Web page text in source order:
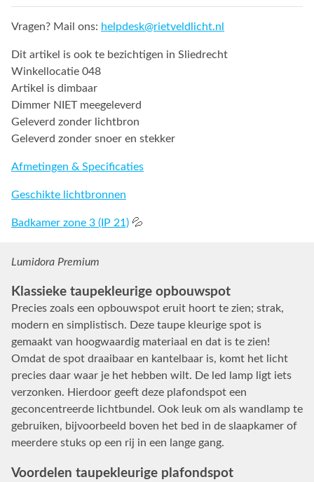
Vragen? Mail ons: helpdesk@rietveldlicht.nl
Dit artikel is ook te bezichtigen in Sliedrecht
Winkellocatie 048
Artikel is dimbaar
Dimmer NIET meegeleverd
Geleverd zonder lichtbron
Geleverd zonder snoer en stekker
Afmetingen & Specificaties
Geschikte lichtbronnen
Badkamer zone 3 (IP 21) 💦
Lumidora Premium
Klassieke taupekleurige opbouwspot
Precies zoals een opbouwspot eruit hoort te zien; strak,
modern en simplistisch. Deze taupe kleurige spot is
gemaakt van hoogwaardig materiaal en dat is te zien!
Omdat de spot draaibaar en kantelbaar is, komt het licht
precies daar waar je het hebben wilt. De led lamp ligt iets
verzonken. Hierdoor geeft deze plafondspot een
geconcentreerde lichtbundel. Ook leuk om als wandlamp te
gebruiken, bijvoorbeeld boven het bed in de slaapkamer of
meerdere stuks op een rij in een lange gang.
Voordelen taupekleurige plafondspot